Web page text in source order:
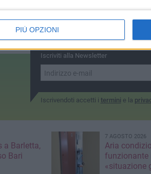
PIÙ OPZIONI
Iscriviti alla Newsletter
Iscrivendoti accetti i termini e la
a Barletta,
Bari
7 AGOSTO 2026
Aria
funzionante
«situazione